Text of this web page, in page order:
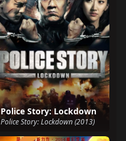
Police Story: Lockdown
Police Story: Lockdown (2013)